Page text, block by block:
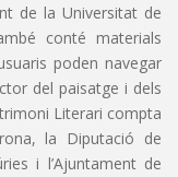
de la Universitat de
conté materials
poden navegar
del paisatge i dels
Literari compta
la Diputació de
i l’Ajuntament de